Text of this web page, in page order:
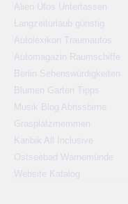
Alien Ufos Untertassen
Langzeiturlaub günstig
Autolexikon Traumautos
Automagazin Raumschiffe
Berlin Sehenswürdigkeiten
Blumen Garten Tipps
Musik Blog Abrissbirne
Grasplatzmemmen
Karibik All Inclusive
Ostseebad Warnemünde
Website Katalog